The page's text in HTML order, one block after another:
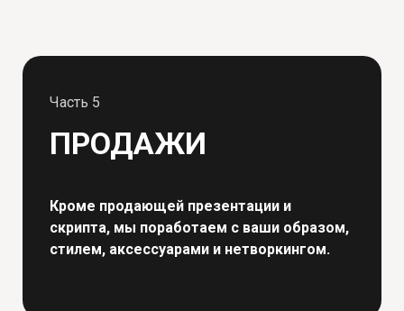
Часть 5
ПРОДАЖИ
Кроме продающей презентации и
скрипта, мы поработаем с ваши образом,
стилем, аксессуарами и нетворкингом.